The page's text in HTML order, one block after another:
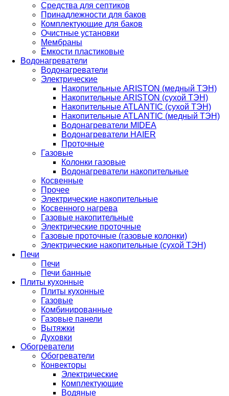
Средства для септиков
Принадлежности для баков
Комплектующие для баков
Очистные установки
Мембраны
Ёмкости пластиковые
Водонагреватели
Водонагреватели
Электрические
Накопительные ARISTON (медный ТЭН)
Накопительные ARISTON (сухой ТЭН)
Накопительные ATLANTIC (сухой ТЭН)
Накопительные ATLANTIC (медный ТЭН)
Водонагреватели MIDEA
Водонагреватели HAIER
Проточные
Газовые
Колонки газовые
Водонагреватели накопительные
Косвенные
Прочее
Электрические накопительные
Косвенного нагрева
Газовые накопительные
Электрические проточные
Газовые проточные (газовые колонки)
Электрические накопительные (сухой ТЭН)
Печи
Печи
Печи банные
Плиты кухонные
Плиты кухонные
Газовые
Комбинированные
Газовые панели
Вытяжки
Духовки
Обогреватели
Обогреватели
Конвекторы
Электрические
Комплектующие
Водяные